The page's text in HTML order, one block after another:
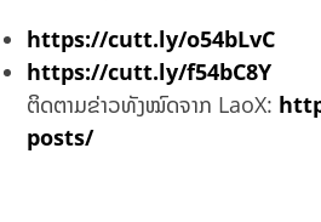
https://cutt.ly/o54bLvC
https://cutt.ly/f54bC8Y
ຕິດຕາມຂ່າວທັງໝົດຈາກ LaoX:
posts/